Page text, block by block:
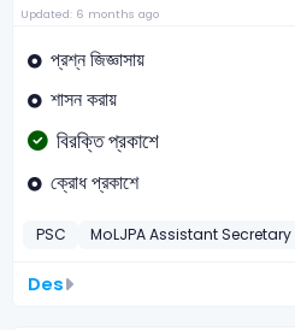
Updated: 6 months ago
প্রশ্ন জিজ্ঞাসায়
শাসন করায়
বিরক্তি প্রকাশে
ক্রোধ প্রকাশে
PSC MoLJPA Assistant
Des